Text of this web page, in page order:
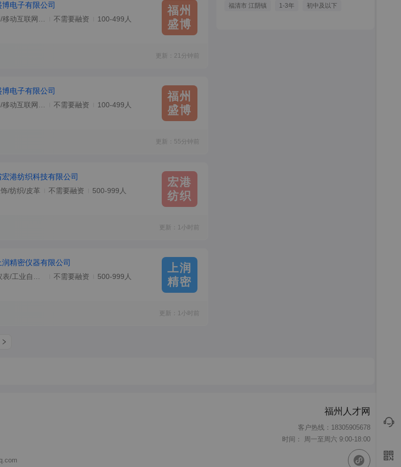
电子有限公司
不需要融资 100-499人
福州
盛博
更新：21分钟前
电子有限公司
不需要融资 100-499人
福州
盛博
更新：55分钟前
港纺织科技有限公司
/纺织/皮革 不需要融资 500-999人
宏港
纺织
更新：1小时前
精密仪器有限公司
不需要融资 500-999人
上润
精密
更新：1小时前
福清市 江阴镇 1-3年 初中及以下
福州人才网
客户热线：18305905678
时间： 周一至周六 9:00-18:00